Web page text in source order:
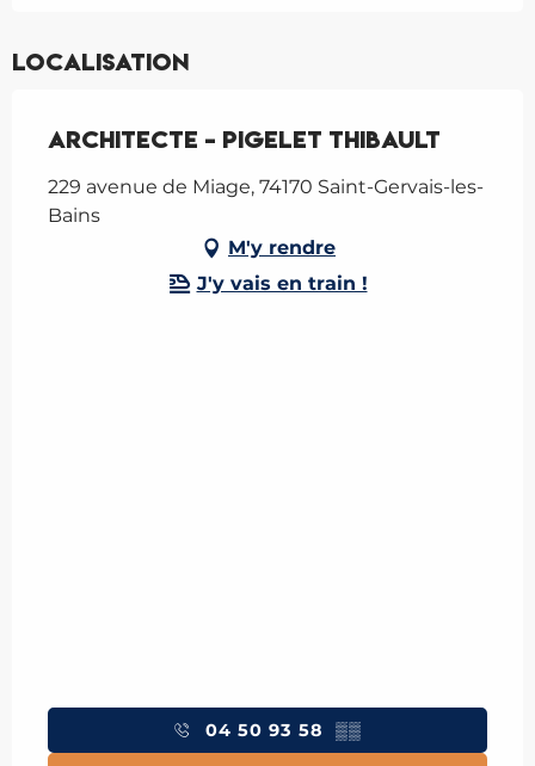
Localisation
Architecte - Pigelet Thibault
229 avenue de Miage, 74170 Saint-Gervais-les-
Bains
M'y rendre
J'y vais en train !
04 50 93 58 ▒▒